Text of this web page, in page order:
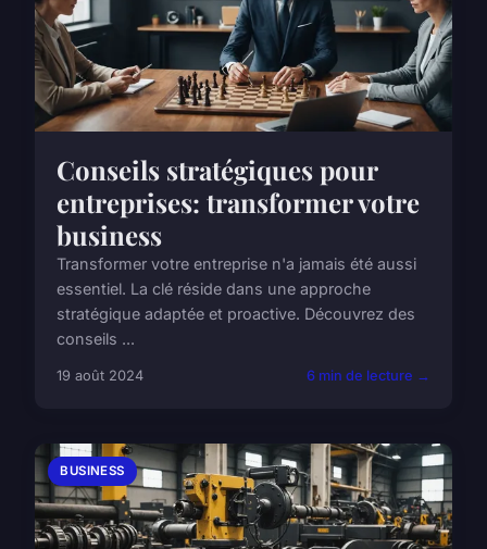
Conseils stratégiques pour
entreprises: transformer votre
business
Transformer votre entreprise n'a jamais été aussi
essentiel. La clé réside dans une approche
stratégique adaptée et proactive. Découvrez des
conseils ...
19 août 2024 6 min de lecture →
BUSINESS